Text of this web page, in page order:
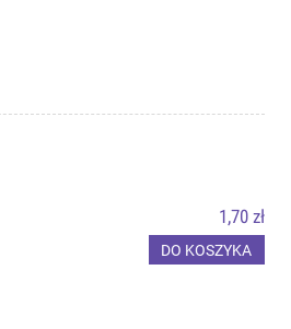
1,70 zł
DO KOSZYKA